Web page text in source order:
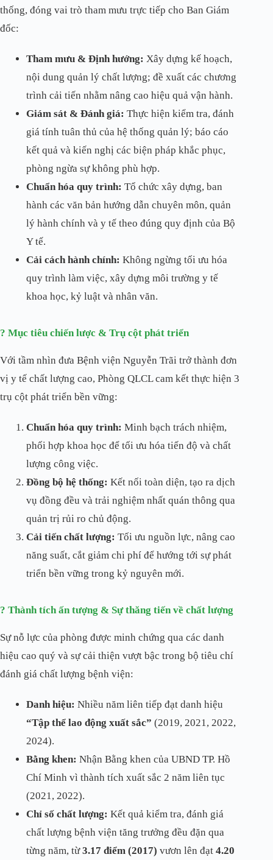
thống, đóng vai trò tham mưu trực tiếp cho Ban Giám
đốc:
Tham mưu & Định hướng: Xây dựng kế hoạch,
nội dung quản lý chất lượng; đề xuất các chương
trình cải tiến nhằm nâng cao hiệu quả vận hành.
Giám sát & Đánh giá: Thực hiện kiểm tra, đánh
giá tính tuân thủ của hệ thống quản lý; báo cáo
kết quả và kiến nghị các biện pháp khắc phục,
phòng ngừa sự không phù hợp.
Chuẩn hóa quy trình: Tổ chức xây dựng, ban
hành các văn bản hướng dẫn chuyên môn, quản
lý hành chính và y tế theo đúng quy định của Bộ
Y tế.
Cải cách hành chính: Không ngừng tối ưu hóa
quy trình làm việc, xây dựng môi trường y tế
khoa học, kỷ luật và nhân văn.
? Mục tiêu chiến lược & Trụ cột phát triển
Với tầm nhìn đưa Bệnh viện Nguyễn Trãi trở thành đơn
vị y tế chất lượng cao, Phòng QLCL cam kết thực hiện 3
trụ cột phát triển bền vững:
Chuẩn hóa quy trình: Minh bạch trách nhiệm,
phối hợp khoa học để tối ưu hóa tiến độ và chất
lượng công việc.
Đồng bộ hệ thống: Kết nối toàn diện, tạo ra dịch
vụ đồng đều và trải nghiệm nhất quán thông qua
quản trị rủi ro chủ động.
Cải tiến chất lượng: Tối ưu nguồn lực, nâng cao
năng suất, cắt giảm chi phí để hướng tới sự phát
triển bền vững trong kỷ nguyên mới.
? Thành tích ấn tượng & Sự thăng tiến về chất lượng
Sự nỗ lực của phòng được minh chứng qua các danh
hiệu cao quý và sự cải thiện vượt bậc trong bộ tiêu chí
đánh giá chất lượng bệnh viện:
Danh hiệu: Nhiều năm liên tiếp đạt danh hiệu
“Tập thể lao động xuất sắc” (2019, 2021, 2022,
2024).
Bằng khen: Nhận Bằng khen của UBND TP. Hồ
Chí Minh vì thành tích xuất sắc 2 năm liên tục
(2021, 2022).
Chỉ số chất lượng: Kết quả kiểm tra, đánh giá
chất lượng bệnh viện tăng trưởng đều đặn qua
từng năm, từ3.17 điểm (2017) vươn lên đạt 4.20